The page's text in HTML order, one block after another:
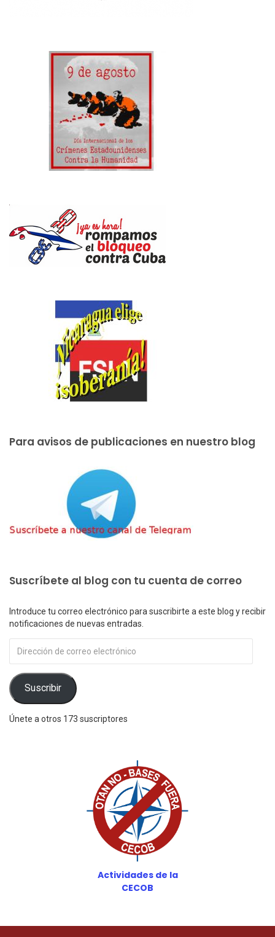
Para avisos de publicaciones en nuestro blog
Suscríbete al blog con tu cuenta de correo
Introduce tu correo electrónico para suscribirte a este blog y recibir
notificaciones de nuevas entradas.
de
correo
electrónico
Suscribir
Únete a otros 173 suscriptores
Actividades de la
CECOB